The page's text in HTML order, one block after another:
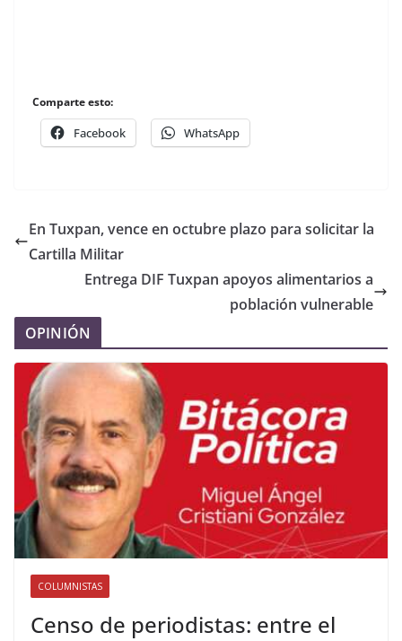
Comparte esto:
Facebook WhatsApp
En Tuxpan, vence en octubre plazo para solicitar la
Cartilla Militar
Entrega DIF Tuxpan apoyos alimentarios a
población vulnerable
OPINIÓN
COLUMNISTAS
Censo de periodistas: entre el